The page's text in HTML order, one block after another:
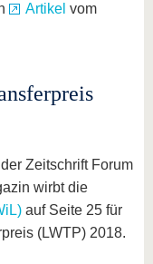
Artikel vom
der Zeitschrift Forum
wirbt die
auf Seite 25 für
(LWTP) 2018.